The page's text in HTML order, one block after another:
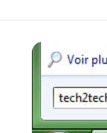
C
n